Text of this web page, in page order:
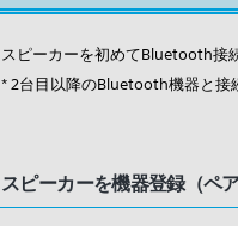
スピーカーを初めてBluetooth接
* 2台目以降のBluetooth機器と接
スピーカーを機器登録（ペ